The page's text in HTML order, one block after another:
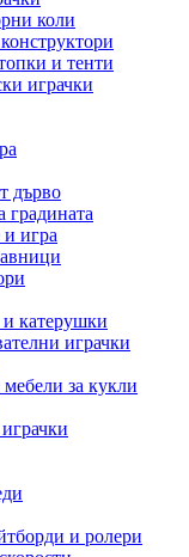
коли
и тенти
играчки
дърво
градината
игра
катерушки
играчки
за кукли
и ролери